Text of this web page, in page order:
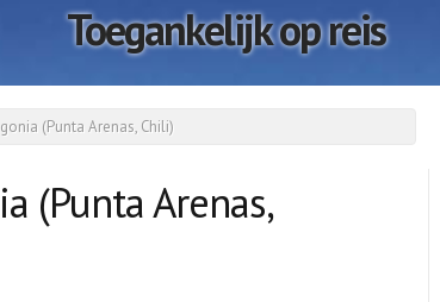
Toegankelijk op reis
(Punta Arenas, Chili)
(Punta Arenas,